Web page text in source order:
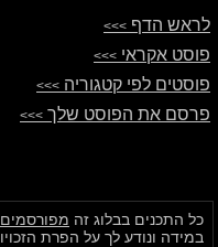
לראש הדף >>>
פוסט אקראי >>>
פוסטים לפי קטגוריה >>>
פרסם את הפוסט שלך >>>
כל התכנים בבלוג זה
במידה ונודע לך על הפרת